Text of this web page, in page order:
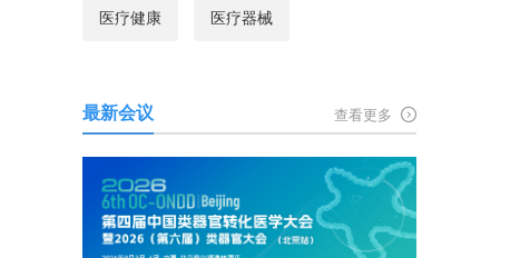
医疗健康 医疗器械
最新会议 查看更多